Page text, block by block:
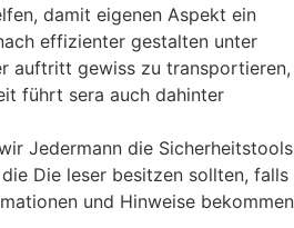
damit eigenen Aspekt ein
effizienter gestalten unter
auftritt gewiss zu transportieren,
führt sera auch dahinter
Jedermann die Sicherheitstools
Die leser besitzen sollten, falls
und Hinweise bekommen